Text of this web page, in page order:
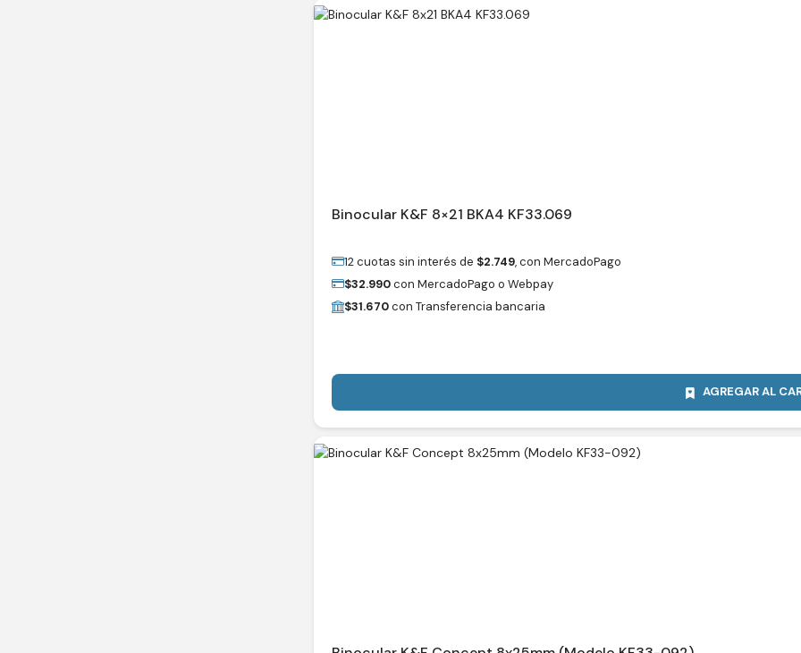
Binocular K&F 8×21 BKA4 KF33.069
12 cuotas sin interés de $2.749, con MercadoPago
$32.990con MercadoPago o Webpay
$31.670con Transferencia bancaria
AGREGAR AL